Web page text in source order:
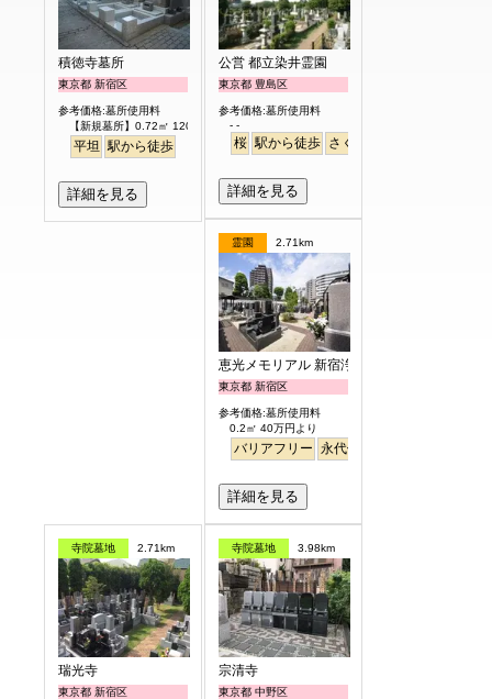
積徳寺墓所
東京都 新宿区
参考価格:墓所使用料
【新規墓所】0.72㎡ 120万円
平坦 駅から徒歩
詳細を見る
公営 都立染井霊園
東京都 豊島区
参考価格:墓所使用料
- -
桜 駅から徒歩 さくら
詳細を見る
霊園 2.71km
恵光メモリアル 新宿浄苑
東京都 新宿区
参考価格:墓所使用料
0.2㎡ 40万円より
バリアフリー 永代供養
詳細を見る
寺院墓地 2.71km
瑞光寺
東京都 新宿区
寺院墓地 3.98km
宗清寺
東京都 中野区